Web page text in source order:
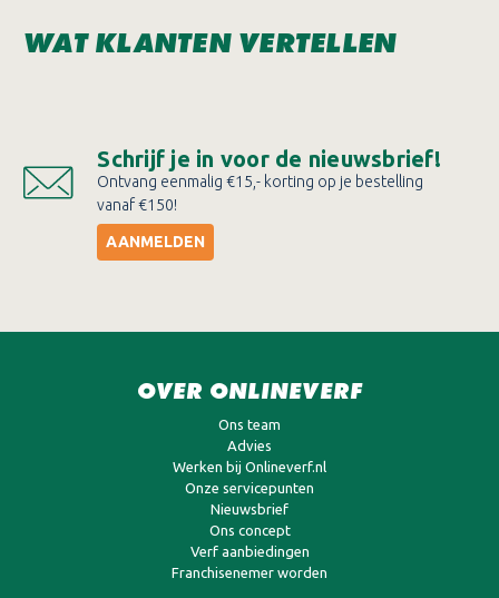
WAT KLANTEN VERTELLEN
Schrijf je in voor de nieuwsbrief!
Ontvang eenmalig €15,- korting op je bestelling
vanaf €150!
AANMELDEN
OVER ONLINEVERF
Ons team
Advies
Werken bij Onlineverf.nl
Onze servicepunten
Nieuwsbrief
Ons concept
Verf aanbiedingen
Franchisenemer worden